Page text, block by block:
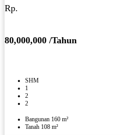
Rp.
80,000,000 /Tahun
SHM
1
2
2
Bangunan 160 m²
Tanah 108 m²